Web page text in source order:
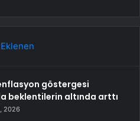
göstergesi
beklentilerin altında arttı
2026